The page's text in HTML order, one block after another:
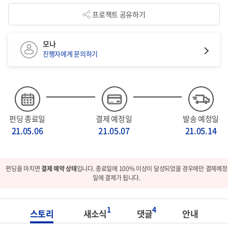
프로젝트 공유하기
펀딩 종료일
21.05.06
결제 예정일
21.05.07
발송 예정일
21.05.14
모나
진행자에게 문의하기
펀딩을 마치면결제 예약 상태입니다. 종료일에 100% 이상이 달성되었을 경우에만 결제예정
일에 결제가 됩니다.
스토리 새소식1 댓글4 안내